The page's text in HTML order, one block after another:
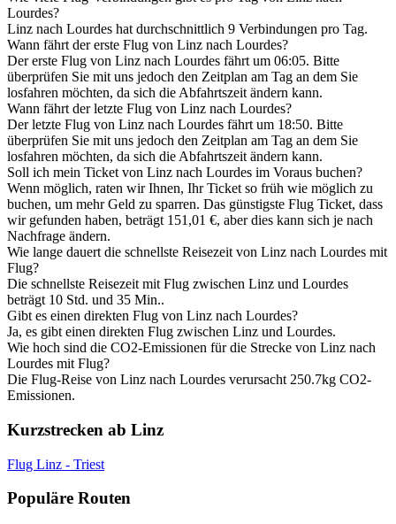
Lourdes?
Linz nach Lourdes hat durchschnittlich 9 Verbindungen pro Tag.
Wann fährt der erste Flug von Linz nach Lourdes?
Der erste Flug von Linz nach Lourdes fährt um 06:05. Bitte
überprüfen Sie mit uns jedoch den Zeitplan am Tag an dem Sie
losfahren möchten, da sich die Abfahrtszeit ändern kann.
Wann fährt der letzte Flug von Linz nach Lourdes?
Der letzte Flug von Linz nach Lourdes fährt um 18:50. Bitte
überprüfen Sie mit uns jedoch den Zeitplan am Tag an dem Sie
losfahren möchten, da sich die Abfahrtszeit ändern kann.
Soll ich mein Ticket von Linz nach Lourdes im Voraus buchen?
Wenn möglich, raten wir Ihnen, Ihr Ticket so früh wie möglich zu
buchen, um mehr Geld zu sparren. Das günstigste Flug Ticket, dass
wir gefunden haben, beträgt 151,01 €, aber dies kann sich je nach
Nachfrage ändern.
Wie lange dauert die schnellste Reisezeit von Linz nach Lourdes mit
Flug?
Die schnellste Reisezeit mit Flug zwischen Linz und Lourdes
beträgt 10 Std. und 35 Min..
Gibt es einen direkten Flug von Linz nach Lourdes?
Ja, es gibt einen direkten Flug zwischen Linz und Lourdes.
Wie hoch sind die CO2-Emissionen für die Strecke von Linz nach
Lourdes mit Flug?
Die Flug-Reise von Linz nach Lourdes verursacht 250.7kg CO2-
Emissionen.
Kurzstrecken ab Linz
Flug Linz - Triest
Populäre Routen